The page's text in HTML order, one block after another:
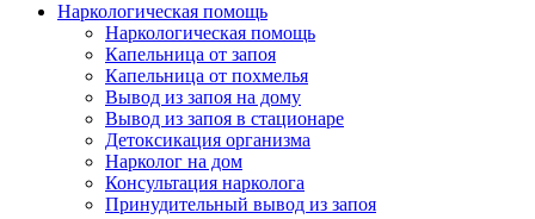
Наркологическая помощь
Наркологическая помощь
Капельница от запоя
Капельница от похмелья
Вывод из запоя на дому
Вывод из запоя в стационаре
Детоксикация организма
Нарколог на дом
Консультация нарколога
Принудительный вывод из запоя